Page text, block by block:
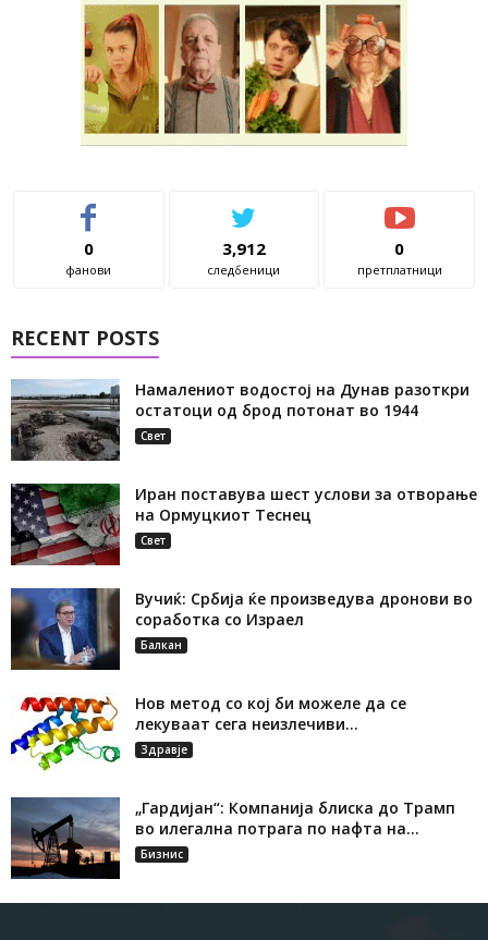
0
фанови
3,912
следбеници
0
претплатници
RECENT POSTS
Намалениот водостој на Дунав разоткри
остатоци од брод потонат во 1944
Свет
Иран поставува шест услови за отворање
на Ормуцкиот Теснец
Свет
Вучиќ: Србија ќе произведува дронови во
соработка со Израел
Балкан
Нов метод со кој би можеле да се
лекуваат сега неизлечиви...
Здравје
„Гардијан“: Компанија блиска до Трамп
во илегална потрага по нафта на...
Бизнис